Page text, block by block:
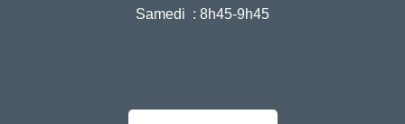
Samedi : 8h45-9h45